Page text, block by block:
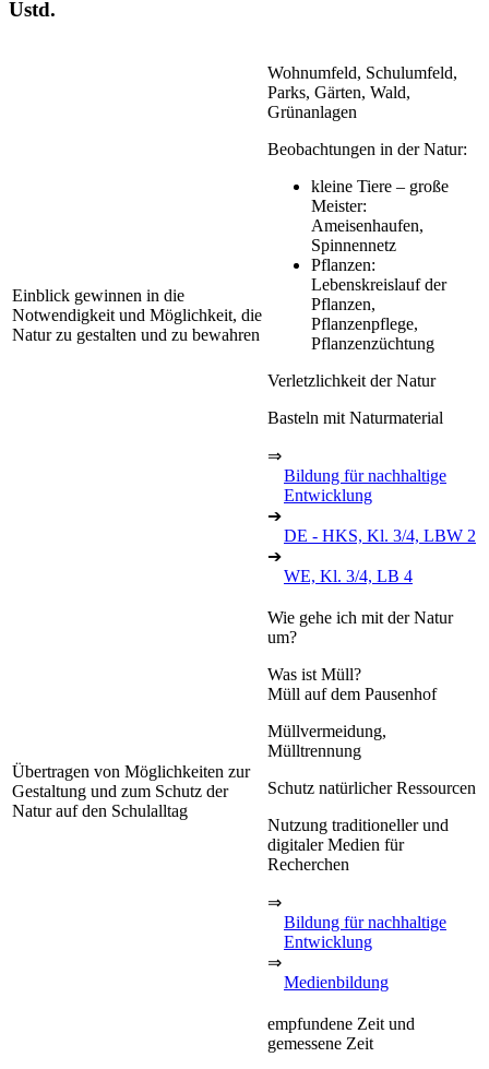
Ustd.
Einblick gewinnen in die
Notwendigkeit und Möglichkeit, die
Natur zu gestalten und zu bewahren
Wohnumfeld, Schulumfeld,
Parks, Gärten, Wald,
Grünanlagen
Beobachtungen in der Natur:
kleine Tiere – große
Meister:
Ameisenhaufen,
Spinnennetz
Pflanzen:
Lebenskreislauf der
Pflanzen,
Pflanzenpflege,
Pflanzenzüchtung
Verletzlichkeit der Natur
Basteln mit Naturmaterial
⇒
Bildung für nachhaltige
Entwicklung
➔
DE - HKS, Kl. 3/4, LBW 2
➔
WE, Kl. 3/4, LB 4
Übertragen von Möglichkeiten zur
Gestaltung und zum Schutz der
Natur auf den Schulalltag
Wie gehe ich mit der Natur
um?
Was ist Müll?
Müll auf dem Pausenhof
Müllvermeidung,
Mülltrennung
Schutz natürlicher Ressourcen
Nutzung traditioneller und
digitaler Medien für
Recherchen
⇒
Bildung für nachhaltige
Entwicklung
⇒
Medienbildung
empfundene Zeit und
gemessene Zeit